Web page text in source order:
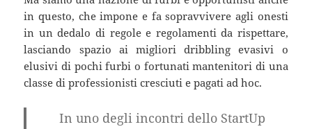
in questo, che impone e fa sopravvivere agli onesti
in un dedalo di regole e regolamenti da rispettare,
lasciando spazio ai migliori dribbling evasivi o
elusivi di pochi furbi o fortunati mantenitori di una
classe di professionisti cresciuti e pagati ad hoc.
In uno degli incontri dello StartUp